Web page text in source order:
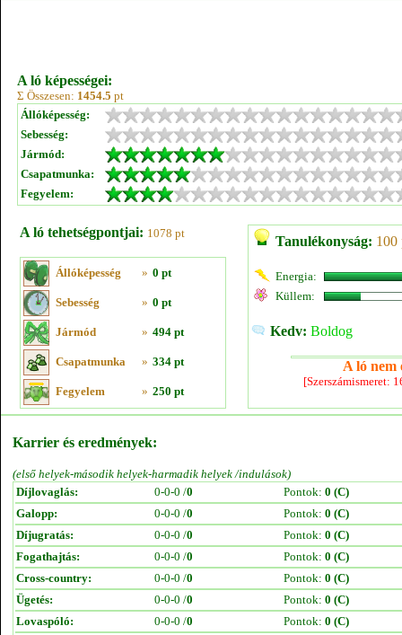
A ló képességei:
Σ Összesen: 1454.5 pt
Állóképesség:
Sebesség:
Jármód:
Csapatmunka:
Fegyelem:
A ló tehetségpontjai: 1078 pt
Állóképesség » 0 pt
Sebesség » 0 pt
Jármód » 494 pt
Csapatmunka » 334 pt
Fegyelem » 250 pt
Tanulékonyság: 100
Energia:
Küllem:
Kedv: Boldog
A ló nem
[Szerszámismeret:
Karrier és eredmények:
(első helyek-második helyek-harmadik helyek /indulások)
Díjlovaglás:
0-0-0 /0 Pontok: 0 (C)
Galopp:
0-0-0 /0 Pontok: 0 (C)
Díjugratás:
0-0-0 /0 Pontok: 0 (C)
Fogathajtás:
0-0-0 /0 Pontok: 0 (C)
Cross-country:
0-0-0 /0 Pontok: 0 (C)
Ügetés:
0-0-0 /0 Pontok: 0 (C)
Lovaspóló:
0-0-0 /0 Pontok: 0 (C)